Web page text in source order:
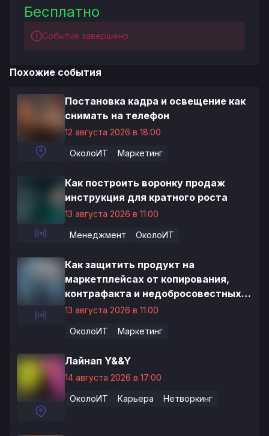
Бесплатно
Событие завершено
Похожие события
Постановка кадра и освещение как
снимать на телефон
12 августа 2026 в 18:00
ОколоИТ Маркетинг
Как построить воронку продаж
инструкция для кратного роста
13 августа 2026 в 11:00
Менеджмент ОколоИТ
Как защитить продукт на
маркетплейсах от копирования,
контрафакта и недобросовестных
продавцов
13 августа 2026 в 11:00
ОколоИТ Маркетинг
Лайнап Y&&Y
14 августа 2026 в 17:00
ОколоИТ Карьера Нетворкинг